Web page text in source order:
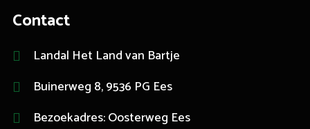
Contact
Landal Het Land van Bartje
Buinerweg 8, 9536 PG Ees
Bezoekadres: Oosterweg Ees